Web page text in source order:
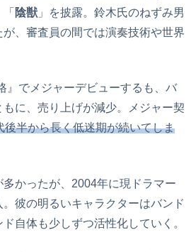
陰獣 」を披露。鈴木氏のねずみ男
、審査員の間では演奏技術や世界
』でメジャーデビューするも、バ
に、売り上げが減少。メジャー契
後半から長く低迷期が続いてしま
多かったが、2004年に現ドラマー
。彼の明るいキャラクターはバンド
自体も少しずつ活性化していく。